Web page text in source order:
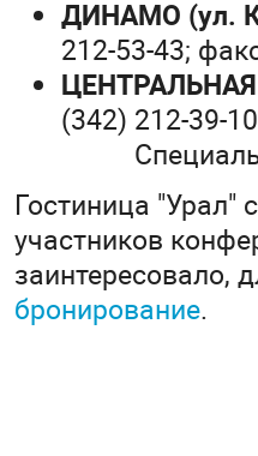
ДИНАМО (ул.
212-53-43;
ЦЕНТРАЛЬНАЯ
(342) 212-39-
Гостиница "Урал"
участников
заинтересовало,
бронирование.